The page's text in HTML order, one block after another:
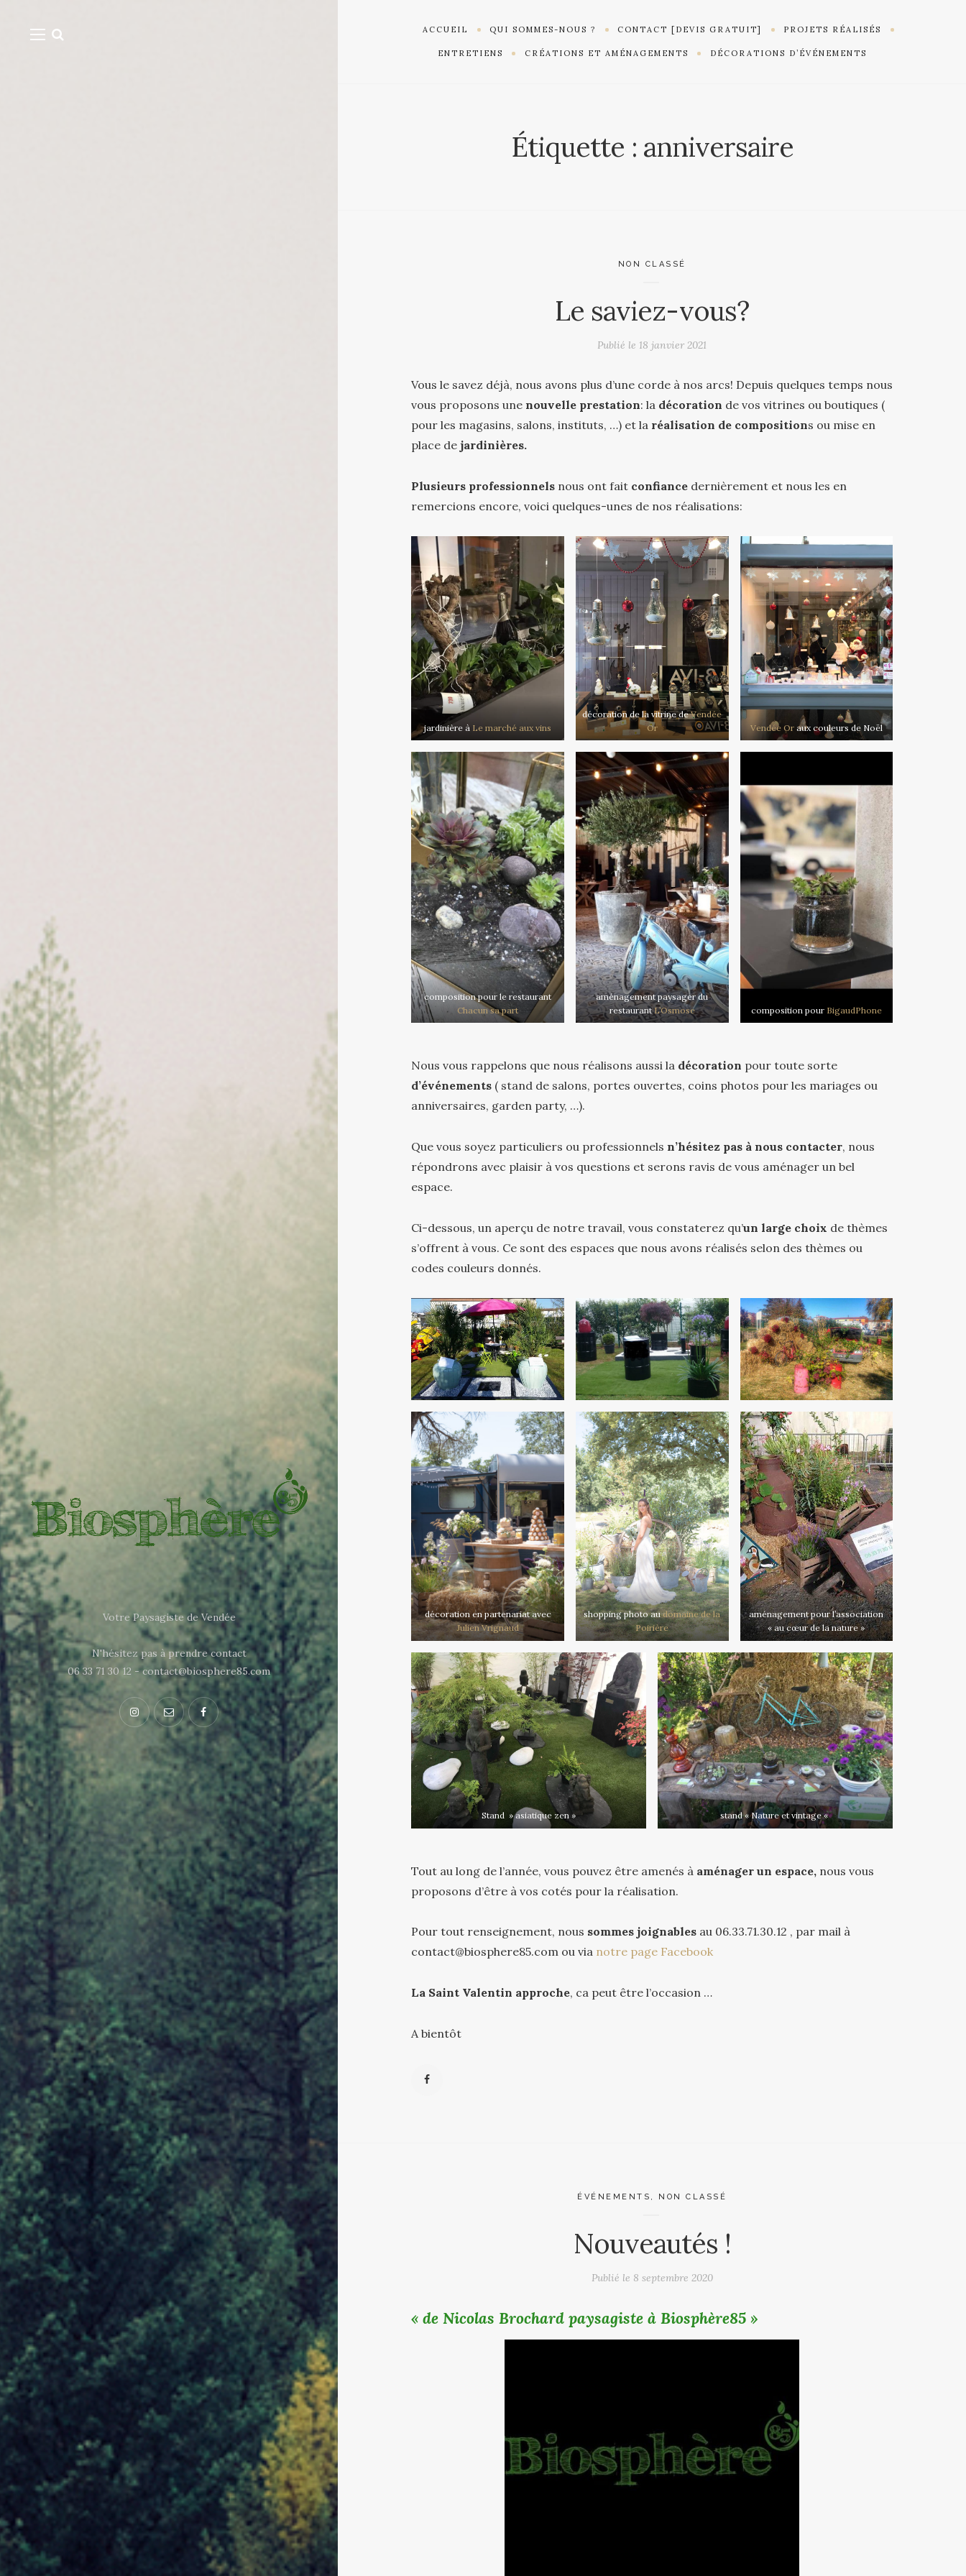
Votre Paysagiste de Vendée
N'hésitez pas à prendre contact
06 33 71 30 12 - contact@biosphere85.com
ACCUEIL QUI SOMMES-NOUS ? CONTACT [DEVIS GRATUIT] PROJETS RÉALISÉS
ENTRETIENS CRÉATIONS ET AMÉNAGEMENTS DÉCORATIONS D’ÉVÉNEMENTS
Étiquette : anniversaire
NON CLASSÉ
Le saviez-vous?
Publié le 18 janvier 2021
Vous le savez déjà, nous avons plus d’une corde à nos arcs! Depuis quelques temps nous
vous proposons une nouvelle prestation: la décoration de vos vitrines ou boutiques (
pour les magasins, salons, instituts, …) et la réalisation de compositions ou mise en
place de jardinières.
Plusieurs professionnels nous ont fait confiance dernièrement et nous les en
remercions encore, voici quelques-unes de nos réalisations:
jardinière à Le marché aux vins
décoration de la vitrine deVendée
Or
Vendée Oraux couleurs de Noël
composition pour le restaurant
Chacun sa part
aménagement paysager du
restaurantL’Osmose composition pourBigaudPhone
Nous vous rappelons que nous réalisons aussi la décoration pour toute sorte
d’événements ( stand de salons, portes ouvertes, coins photos pour les mariages ou
anniversaires, garden party, …).
Que vous soyez particuliers ou professionnels n’hésitez pas à nous contacter, nous
répondrons avec plaisir à vos questions et serons ravis de vous aménager un bel
espace.
Ci-dessous, un aperçu de notre travail, vous constaterez qu’un large choix de thèmes
s’offrent à vous. Ce sont des espaces que nous avons réalisés selon des thèmes ou
codes couleurs donnés.
décoration en partenariat avec
Julien Vrignaud
shopping photo audomaine de la
Poirière
aménagement pour l’association
« au cœur de la nature »
Stand » asiatique zen » stand « Nature et vintage «
Tout au long de l’année, vous pouvez être amenés à aménager un espace, nous vous
proposons d’être à vos cotés pour la réalisation.
Pour tout renseignement, nous sommes joignables au 06.33.71.30.12 , par mail à
contact@biosphere85.com ou via notre page Facebook
La Saint Valentin approche, ca peut être l’occasion …
A bientôt
ÉVÉNEMENTS , NON CLASSÉ
Nouveautés !
Publié le 8 septembre 2020
« de Nicolas Brochard paysagiste à Biosphère85 »